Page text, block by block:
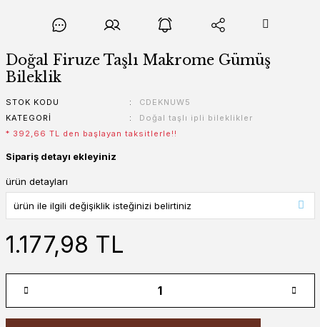
Doğal Firuze Taşlı Makrome Gümüş
Bileklik
STOK KODU
CDEKNUW5
KATEGORI
Doğal taşlı ipli bileklikler
* 392,66 TL den başlayan taksitlerle!!
Sipariş detayı ekleyiniz
ürün detayları
1.177,98 TL